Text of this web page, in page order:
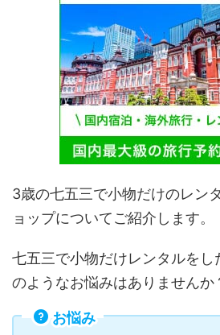
3歳の七五三で小物だけのレン
ョップについてご紹介します。
七五三で小物だけレンタルをし
のようなお悩みはありませんか
お悩み